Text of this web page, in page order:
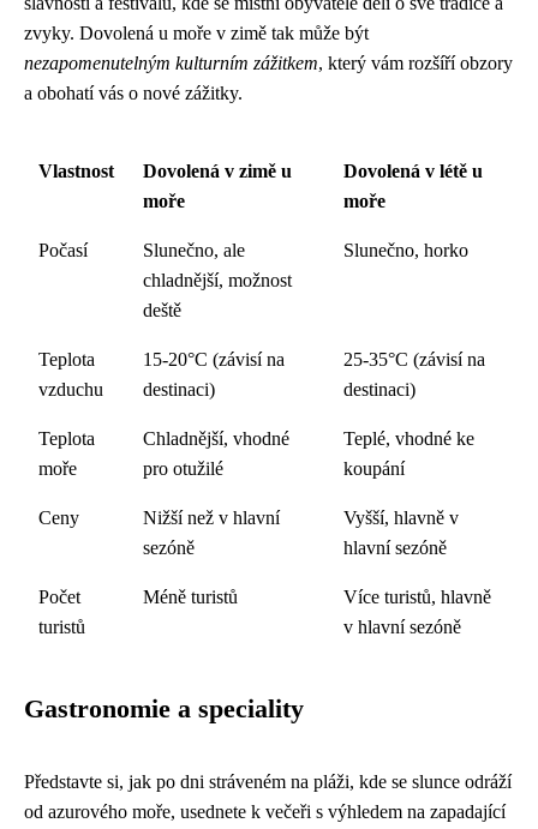
zvyky. Dovolená u moře v zimě tak může být
nezapomenutelným kulturním zážitkem, který vám rozšíří obzory
a obohatí vás o nové zážitky.
Vlastnost
Dovolená v zimě u
moře
Dovolená v létě u
moře
Počasí
Slunečno, ale
chladnější, možnost
deště
Slunečno, horko
Teplota
vzduchu
15-20°C (závisí na
destinaci)
25-35°C (závisí na
destinaci)
Teplota
moře
Chladnější, vhodné
pro otužilé
Teplé, vhodné ke
koupání
Ceny
Nižší než v hlavní
sezóně
Vyšší, hlavně v
hlavní sezóně
Počet
turistů
Méně turistů
Více turistů, hlavně
v hlavní sezóně
Gastronomie a speciality
Představte si, jak po dni stráveném na pláži, kde se slunce odráží
od azurového moře, usednete k večeři s výhledem na zapadající